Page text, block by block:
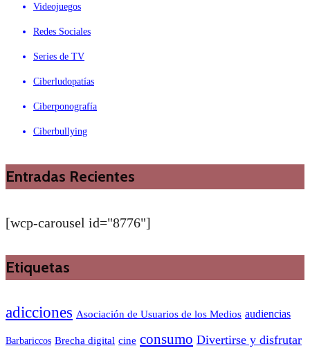
Videojuegos
Redes Sociales
Series de TV
Ciberludopatías
Ciberponografía
Ciberbullying
Entradas Recientes
[wcp-carousel id="8776"]
Etiquetas
adicciones Asociación de Usuarios de los Medios audiencias
Barbariccos Brecha digital cine consumo Divertirse y disfrutar